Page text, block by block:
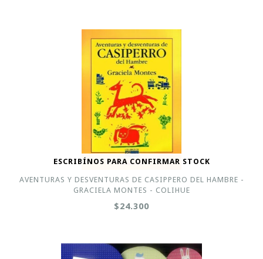
ESCRIBÍNOS PARA CONFIRMAR STOCK
AVENTURAS Y DESVENTURAS DE CASIPPERO DEL HAMBRE -
GRACIELA MONTES - COLIHUE
$24.300